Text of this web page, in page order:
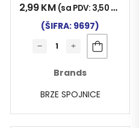
2,99KM (sa PDV: 3,50 KM
(ŠIFRA: 9697)
Brands
BRZE SPOJNICE